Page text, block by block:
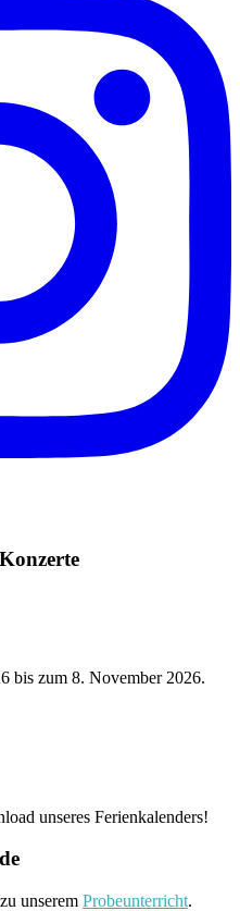
bis zum 8. November 2026.
unseres Ferienkalenders!
unserem Probeunterricht.